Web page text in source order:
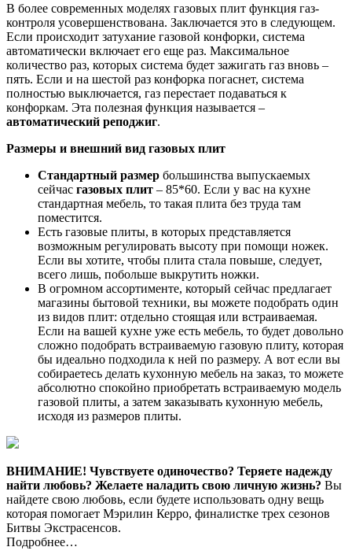
В более современных моделях газовых плит функция газ-
контроля усовершенствована. Заключается это в следующем.
Если происходит затухание газовой конфорки, система
автоматически включает его еще раз. Максимальное
количество раз, которых система будет зажигать газ вновь –
пять. Если и на шестой раз конфорка погаснет, система
полностью выключается, газ перестает подаваться к
конфоркам. Эта полезная функция называется –
автоматический реподжиг.
Размеры и внешний вид газовых плит
Стандартный размер большинства выпускаемых
сейчас газовых плит – 85*60. Если у вас на кухне
стандартная мебель, то такая плита без труда там
поместится.
Есть газовые плиты, в которых представляется
возможным регулировать высоту при помощи ножек.
Если вы хотите, чтобы плита стала повыше, следует,
всего лишь, побольше выкрутить ножки.
В огромном ассортименте, который сейчас предлагает
магазины бытовой техники, вы можете подобрать один
из видов плит: отдельно стоящая или встраиваемая.
Если на вашей кухне уже есть мебель, то будет довольно
сложно подобрать встраиваемую газовую плиту, которая
бы идеально подходила к ней по размеру. А вот если вы
собираетесь делать кухонную мебель на заказ, то можете
абсолютно спокойно приобретать встраиваемую модель
газовой плиты, а затем заказывать кухонную мебель,
исходя из размеров плиты.
ВНИМАНИЕ! Чувствуете одиночество? Теряете надежду
найти любовь? Желаете наладить свою личную жизнь? Вы
найдете свою любовь, если будете использовать одну вещь
которая помогает Мэрилин Керро, финалистке трех сезонов
Битвы Экстрасенсов.
Подробнее…